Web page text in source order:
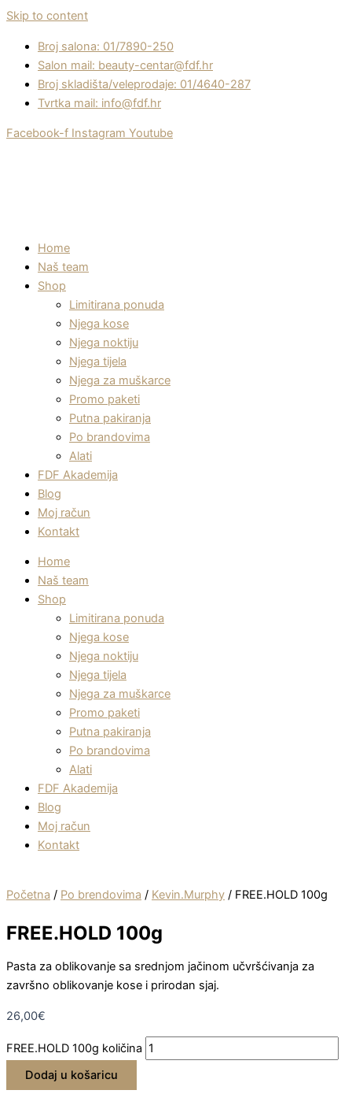
Skip to content
Broj salona: 01/7890-250
Salon mail: beauty-centar@fdf.hr
Broj skladišta/veleprodaje: 01/4640-287
Tvrtka mail: info@fdf.hr
Facebook-f Instagram Youtube
Home
Naš team
Shop
Limitirana ponuda
Njega kose
Njega noktiju
Njega tijela
Njega za muškarce
Promo paketi
Putna pakiranja
Po brandovima
Alati
FDF Akademija
Blog
Moj račun
Kontakt
Home
Naš team
Shop
Limitirana ponuda
Njega kose
Njega noktiju
Njega tijela
Njega za muškarce
Promo paketi
Putna pakiranja
Po brandovima
Alati
FDF Akademija
Blog
Moj račun
Kontakt
Početna / Po brendovima / Kevin.Murphy / FREE.HOLD 100g
FREE.HOLD 100g
Pasta za oblikovanje sa srednjom jačinom učvršćivanja za
završno oblikovanje kose i prirodan sjaj.
26,00€
FREE.HOLD 100g količina
Dodaj u košaricu